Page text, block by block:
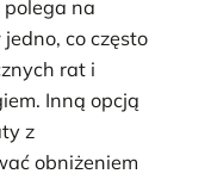
polega na
co często
rat i
Inną opcją
z
obniżeniem